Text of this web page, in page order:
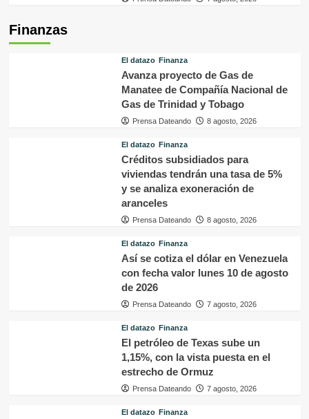
Finanzas
El datazo Finanza
Avanza proyecto de Gas de
Manatee de Compañía Nacional de
Gas de Trinidad y Tobago
Prensa Dateando 8 agosto, 2026
El datazo Finanza
Créditos subsidiados para
viviendas tendrán una tasa de 5%
y se analiza exoneración de
aranceles
Prensa Dateando 8 agosto, 2026
El datazo Finanza
Así se cotiza el dólar en Venezuela
con fecha valor lunes 10 de agosto
de 2026
Prensa Dateando 7 agosto, 2026
El datazo Finanza
El petróleo de Texas sube un
1,15%, con la vista puesta en el
estrecho de Ormuz
Prensa Dateando 7 agosto, 2026
El datazo Finanza